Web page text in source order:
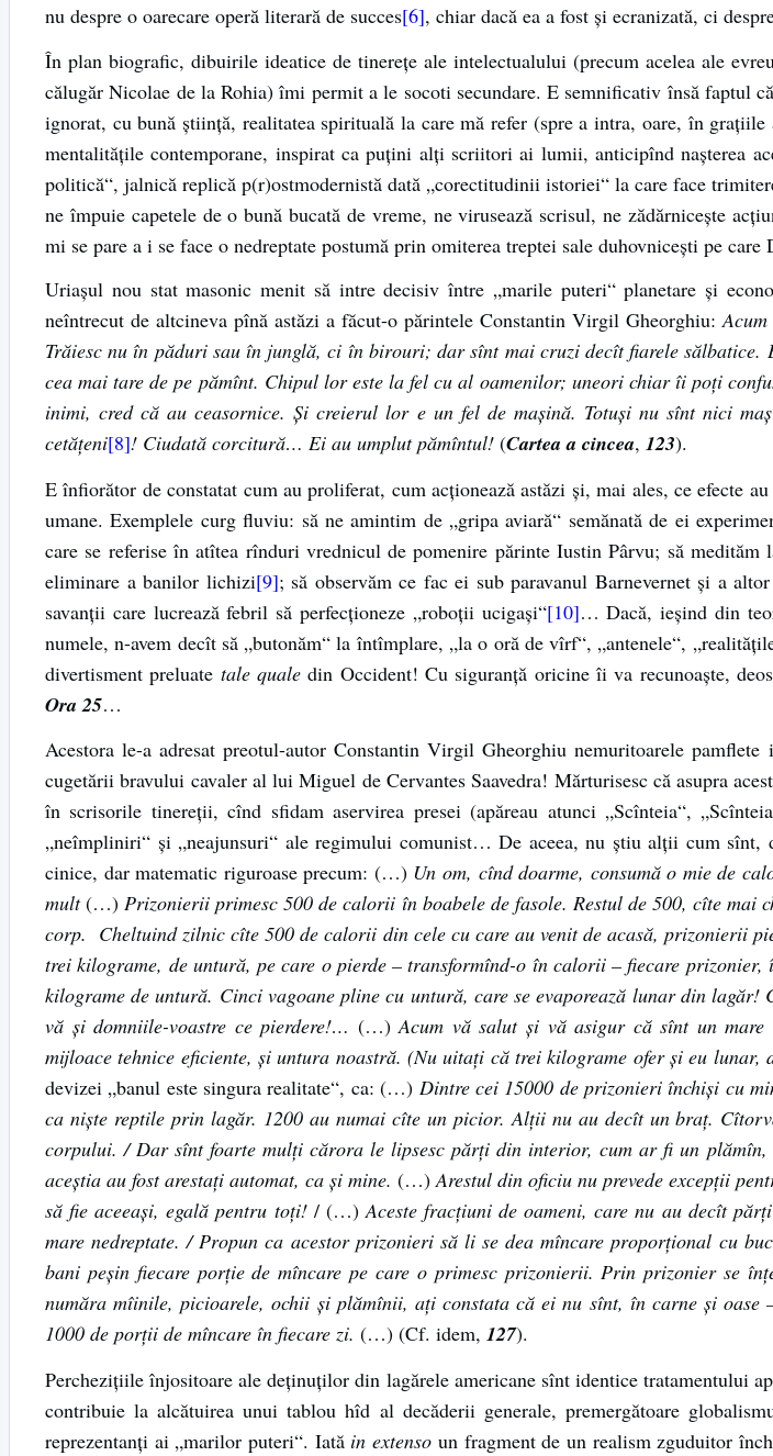
nu despre o oarecare operă literară de succes[6], chiar dacă ea a fost și ecranizată, ci
În plan biografic, dibuirile ideatice de tinerețe ale intelectualului (precum acelea ale
călugăr Nicolae de la Rohia) îmi permit a le socoti secundare. E semnificativ însă faptul
ignorat, cu bună știință, realitatea spirituală la care mă refer (spre a intra, oare, în
mentalitățile contemporane, inspirat ca puțini alți scriitori ai lumii, anticipînd nașterea
politică“, jalnică replică p(r)ostmodernistă dată „corectitudinii istoriei“ la care face
ne împuie capetele de o bună bucată de vreme, ne virusează scrisul, ne zădărnicește
mi se pare a i se face o nedreptate postumă prin omiterea treptei sale duhovnicești pe
Uriașul nou stat masonic menit să intre decisiv între „marile puteri“ planetare și
neîntrecut de altcineva pînă astăzi a făcut-o părintele Constantin Virgil Gheorghiu:
Trăiesc nu în păduri sau în junglă, ci în birouri; dar sînt mai cruzi decît fiarele sălbatice.
cea mai tare de pe pămînt. Chipul lor este la fel cu al oamenilor; uneori chiar îi poți
inimi, cred că au ceasornice. Și creierul lor e un fel de mașină. Totuși nu sînt nici
cetățeni[8]! Ciudată corcitură… Ei au umplut pămîntul! (Cartea a cincea, 123).
E înfiorător de constatat cum au proliferat, cum acționează astăzi și, mai ales, ce
umane. Exemplele curg fluviu: să ne amintim de „gripa aviară“ semănată de ei
care se referise în atîtea rînduri vrednicul de pomenire părinte Iustin Pârvu; să
eliminare a banilor lichizi[9]; să observăm ce fac ei sub paravanul Barnevernet și a
savanții care lucrează febril să perfecționeze „roboții ucigași“[10]… Dacă, ieșind din
numele, n-avem decît să „butonăm“ la întîmplare, „la o oră de vîrf“, „antenele“,
divertisment preluate tale quale din Occident! Cu siguranță oricine îi va recunoaște,
Ora 25…
Acestora le-a adresat preotul-autor Constantin Virgil Gheorghiu nemuritoarele
cugetării bravului cavaler al lui Miguel de Cervantes Saavedra! Mărturisesc că asupra
în scrisorile tinereții, cînd sfidam aservirea presei (apăreau atunci „Scînteia“,
„neîmpliniri“ și „neajunsuri“ ale regimului comunist… De aceea, nu știu alții cum
cinice, dar matematic riguroase precum: (…) Un om, cînd doarme, consumă o mie de
mult(…)Prizonierii primesc 500 de calorii în boabele de fasole. Restul de 500, cîte
corp. Cheltuind zilnic cîte 500 de calorii din cele cu care au venit de acasă, prizonierii
trei kilograme, de untură, pe care o pierde – transformînd-o în calorii – fiecare
kilograme de untură. Cinci vagoane pline cu untură, care se evaporează lunar din
vă și domniile-voastre ce pierdere!… (…)Acum vă salut și vă asigur că sînt un
mijloace tehnice eficiente, și untura noastră. (Nu uitați că trei kilograme ofer și eu lunar,
devizei „banul este singura realitate“, ca: (…) Dintre cei 15000 de prizonieri închiși cu
ca niște reptile prin lagăr. 1200 au numai cîte un picior. Alții nu au decît un braț.
corpului. / Dar sînt foarte mulți cărora le lipsesc părți din interior, cum ar fi un
aceștia au fost arestați automat, ca și mine. (…)Arestul din oficiu nu prevede excepții
să fie aceeași, egală pentru toți! / (…)Aceste fracțiuni de oameni, care nu au decît
mare nedreptate. / Propun ca acestor prizonieri să li se dea mîncare proporțional cu
bani peșin fiecare porție de mîncare pe care o primesc prizonierii. Prin prizonier se
număra mîinile, picioarele, ochii și plămînii, ați constata că ei nu sînt, în carne și
1000 de porții de mîncare în fiecare zi. (…) (Cf. idem, 127).
Perchezițiile înjositoare ale deținuților din lagărele americane sînt identice tratamentului
contribuie la alcătuirea unui tablou hîd al decăderii generale, premergătoare
reprezentanți ai „marilor puteri“. Iată in extenso un fragment de un realism zguduitor